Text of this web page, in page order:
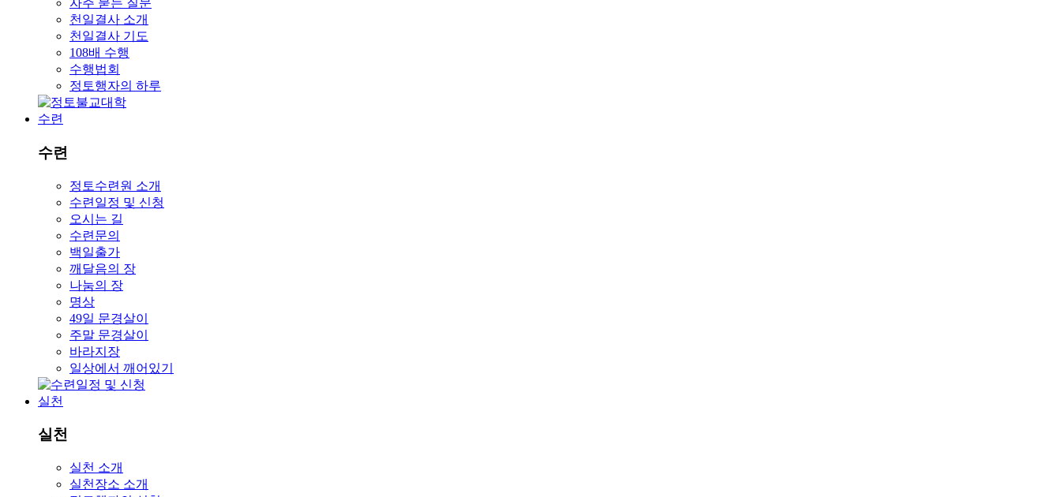
자주 묻는 질문
천일결사 소개
천일결사 기도
108배 수행
수행법회
정토행자의 하루
수련
수련
정토수련원 소개
수련일정 및 신청
오시는 길
수련문의
백일출가
깨달음의 장
나눔의 장
명상
49일 문경살이
주말 문경살이
바라지장
일상에서 깨어있기
실천
실천
실천 소개
실천장소 소개